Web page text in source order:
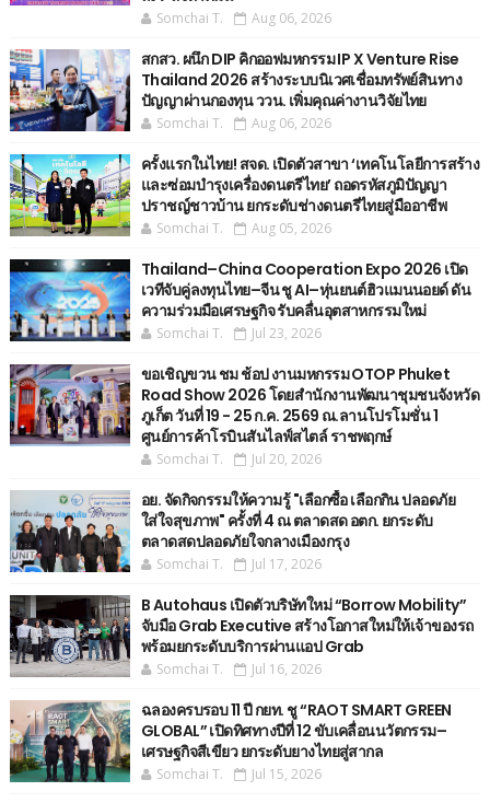
Somchai T. Aug 06, 2026
สกสว. ผนึก DIP คิกออฟมหกรรม IP X Venture Rise
Thailand 2026 สร้างระบบนิเวศเชื่อมทรัพย์สินทาง
ปัญญาผ่านกองทุน ววน. เพิ่มคุณค่างานวิจัยไทย
Somchai T. Aug 06, 2026
ครั้งแรกในไทย! สจด. เปิดตัวสาขา ‘เทคโนโลยีการสร้าง
และซ่อมบำรุงเครื่องดนตรีไทย’ ​ถอดรหัสภูมิปัญญา
ปราชญ์ชาวบ้าน ยกระดับช่างดนตรีไทยสู่มืออาชีพ
Somchai T. Aug 05, 2026
Thailand–China Cooperation Expo 2026 เปิด
เวทีจับคู่ลงทุนไทย–จีน ชู AI–หุ่นยนต์ฮิวแมนนอยด์ ดัน
ความร่วมมือเศรษฐกิจ รับคลื่นอุตสาหกรรมใหม่
Somchai T. Jul 23, 2026
ขอเชิญขวน ชม ช้อป งานมหกรรม OTOP Phuket
Road Show 2026 โดยสำนักงานพัฒนาชุมชนจังหวัด
ภูเก็ต วันที่ 19 - 25 ก.ค. 2569 ณ.ลานโปรโมชั่น 1
ศูนย์การค้าโรบินสันไลฟ์สไตล์ ราชพฤกษ์
Somchai T. Jul 20, 2026
อย. จัดกิจกรรมให้ความรู้ "เลือกซื้อ เลือกกิน ปลอดภัย
ใส่ใจสุขภาพ" ครั้งที่ 4 ณ ตลาดสด อตก. ยกระดับ
ตลาดสดปลอดภัยใจกลางเมืองกรุง
Somchai T. Jul 17, 2026
B Autohaus เปิดตัวบริษัทใหม่ “Borrow Mobility”
จับมือ Grab Executive สร้างโอกาสใหม่ให้เจ้าของรถ
พร้อมยกระดับบริการผ่านแอป Grab
Somchai T. Jul 16, 2026
ฉลองครบรอบ 11 ปี กยท. ชู “RAOT SMART GREEN
GLOBAL” เปิดทิศทางปีที่ 12 ขับเคลื่อนนวัตกรรม–
เศรษฐกิจสีเขียว ยกระดับยางไทยสู่สากล
Somchai T. Jul 15, 2026